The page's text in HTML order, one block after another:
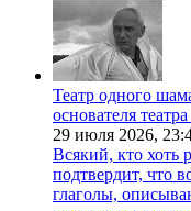
Театр одного
основателя
29 июля 2026,
Всякий, кто хоть
подтвердит, что
глаголы,